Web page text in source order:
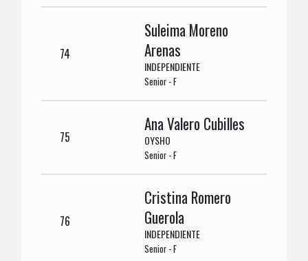
74
Suleima Moreno
Arenas
INDEPENDIENTE
Senior - F
75
Ana Valero Cubilles
OYSHO
Senior - F
76
Cristina Romero
Guerola
INDEPENDIENTE
Senior - F